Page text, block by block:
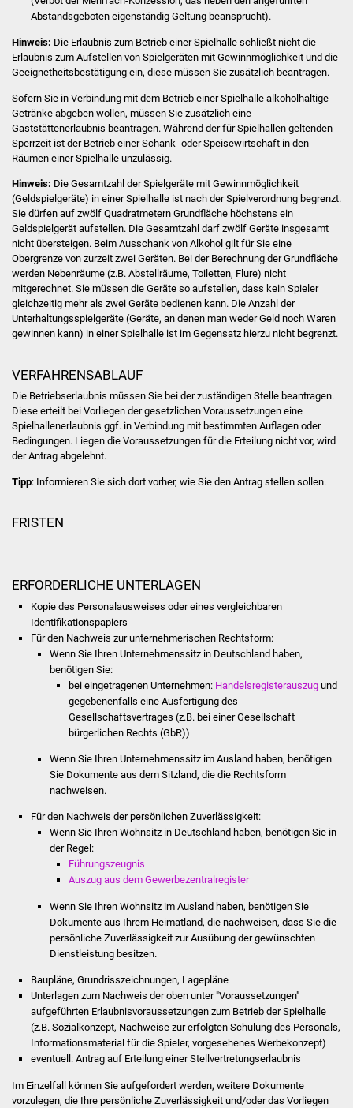
Vereine und Parteien
Selbsteintrag Vereine
Beirat Süßener Vereine
Sportanlagen
Erlebnisregion
Schwäbischer Albtrauf
Route der
Industriekultur
Lebenslagen
Stadtseniorenrat
Sommerwochen für
Ältere
Seniorenwohn- und
Familientreff
Schülerferienprogramm
Migration und Integration
Freundeskreis Asyl
Ukraine-Hilfe
Bauen in Süßen
Wohnimmobilien +
Wirtschaft
Wirtschaftsförderung
Gewerbeimmobilien
IKG Auen
Abstandsgeboten eigenständig Geltung beansprucht).
Hinweis: Die Erlaubnis zum Betrieb einer Spielhalle schließt nicht die
Erlaubnis zum Aufstellen von Spielgeräten mit Gewinnmöglichkeit und die
Geeignetheitsbestätigung ein, diese müssen Sie zusätzlich beantragen.
Sofern Sie in Verbindung mit dem Betrieb einer Spielhalle alkoholhaltige
Getränke abgeben wollen, müssen Sie zusätzlich eine
Gaststättenerlaubnis beantragen. Während der für Spielhallen geltenden
Sperrzeit ist der Betrieb einer Schank- oder Speisewirtschaft in den
Räumen einer Spielhalle unzulässig.
Hinweis: Die Gesamtzahl der Spielgeräte mit Gewinnmöglichkeit
(Geldspielgeräte) in einer Spielhalle ist nach der Spielverordnung begrenzt.
Sie dürfen auf zwölf Quadratmetern Grundfläche höchstens ein
Geldspielgerät aufstellen. Die Gesamtzahl darf zwölf Geräte insgesamt
nicht übersteigen. Beim Ausschank von Alkohol gilt für Sie eine
Obergrenze von zurzeit zwei Geräten. Bei der Berechnung der Grundfläche
werden Nebenräume (z.B. Abstellräume, Toiletten, Flure) nicht
mitgerechnet. Sie müssen die Geräte so aufstellen, dass kein Spieler
gleichzeitig mehr als zwei Geräte bedienen kann. Die Anzahl der
Unterhaltungsspielgeräte (Geräte, an denen man weder Geld noch Waren
gewinnen kann) in einer Spielhalle ist im Gegensatz hierzu nicht begrenzt.
VERFAHRENSABLAUF
Die Betriebserlaubnis müssen Sie bei der zuständigen Stelle beantragen.
Diese erteilt bei Vorliegen der gesetzlichen Voraussetzungen eine
Spielhallenerlaubnis ggf. in Verbindung mit bestimmten Auflagen oder
Bedingungen. Liegen die Voraussetzungen für die Erteilung nicht vor, wird
der Antrag abgelehnt.
Tipp: Informieren Sie sich dort vorher, wie Sie den Antrag stellen sollen.
FRISTEN
-
ERFORDERLICHE UNTERLAGEN
Kopie des Personalausweises oder eines vergleichbaren
Identifikationspapiers
Für den Nachweis zur unternehmerischen Rechtsform:
Wenn Sie Ihren Unternehmenssitz in Deutschland haben,
benötigen Sie:
bei eingetragenen Unternehmen: Handelsregisterauszug und
gegebenenfalls eine Ausfertigung des
Gesellschaftsvertrages (z.B. bei einer Gesellschaft
bürgerlichen Rechts (GbR))
Wenn Sie Ihren Unternehmenssitz im Ausland haben, benötigen
Sie Dokumente aus dem Sitzland, die die Rechtsform
nachweisen.
Für den Nachweis der persönlichen Zuverlässigkeit:
Wenn Sie Ihren Wohnsitz in Deutschland haben, benötigen Sie in
der Regel:
Führungszeugnis
Auszug aus dem Gewerbezentralregister
Wenn Sie Ihren Wohnsitz im Ausland haben, benötigen Sie
Dokumente aus Ihrem Heimatland, die nachweisen, dass Sie die
persönliche Zuverlässigkeit zur Ausübung der gewünschten
Dienstleistung besitzen.
Baupläne, Grundrisszeichnungen, Lagepläne
Unterlagen zum Nachweis der oben unter "Voraussetzungen"
aufgeführten Erlaubnisvoraussetzungen zum Betrieb der Spielhalle
(z.B. Sozialkonzept, Nachweise zur erfolgten Schulung des Personals,
Informationsmaterial für die Spieler, vorgesehenes Werbekonzept)
eventuell: Antrag auf Erteilung einer Stellvertretungserlaubnis
Im Einzelfall können Sie aufgefordert werden, weitere Dokumente
vorzulegen, die Ihre persönliche Zuverlässigkeit und/oder das Vorliegen